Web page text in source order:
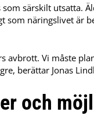
särskilt utsatta.
näringslivet är
avbrott. Vi måste
berättar Jonas
och